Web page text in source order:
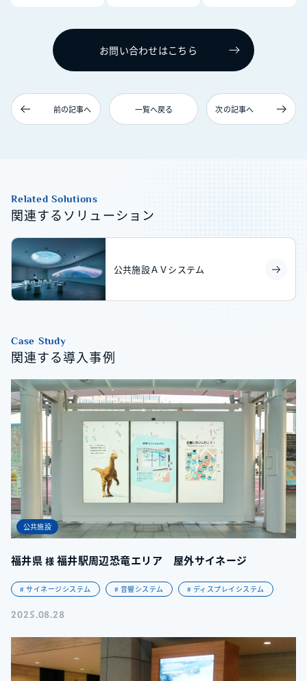
お問い合わせはこちら
前の記事へ 一覧へ戻る 次の記事へ
Related Solutions
関連するソリューション
公共施設ＡＶシステム
Case Study
関連する導入事例
公共施設
福井県 様 福井駅周辺恐竜エリア 屋外サイネージ
# サイネージシステム # 音響システム # ディスプレイシステム
2025.08.28